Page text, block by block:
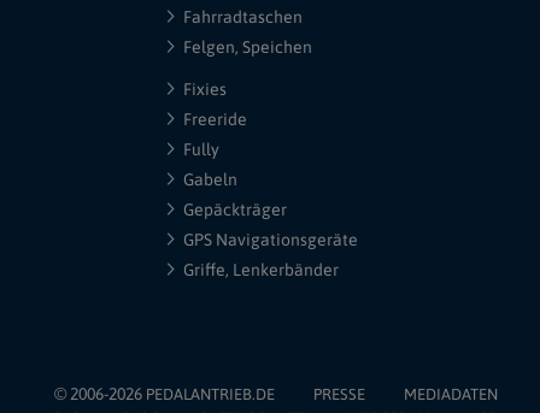
Fahrradtaschen
Felgen, Speichen
Fixies
Freeride
Fully
Gabeln
Gepäckträger
GPS Navigationsgeräte
Griffe, Lenkerbänder
© 2006-2026 PEDALANTRIEB.DE PRESSE
MEDIADATEN